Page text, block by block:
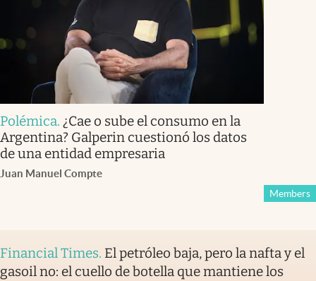
Polémica. ¿Cae o sube el consumo en la
Argentina? Galperin cuestionó los datos
de una entidad empresaria
Juan Manuel Compte
Members
Financial Times. El petróleo baja, pero la nafta y el
gasoil no: el cuello de botella que mantiene los